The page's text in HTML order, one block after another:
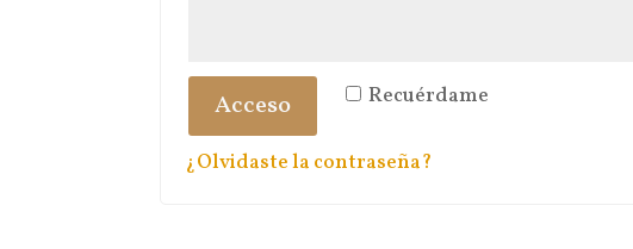
Recuérdame
Acceso
¿Olvidaste la contraseña?